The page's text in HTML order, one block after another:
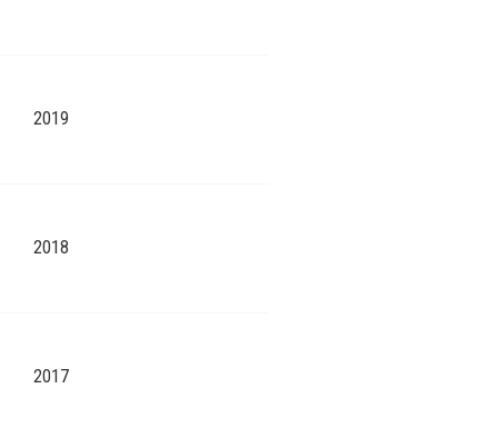
2019
2018
2017